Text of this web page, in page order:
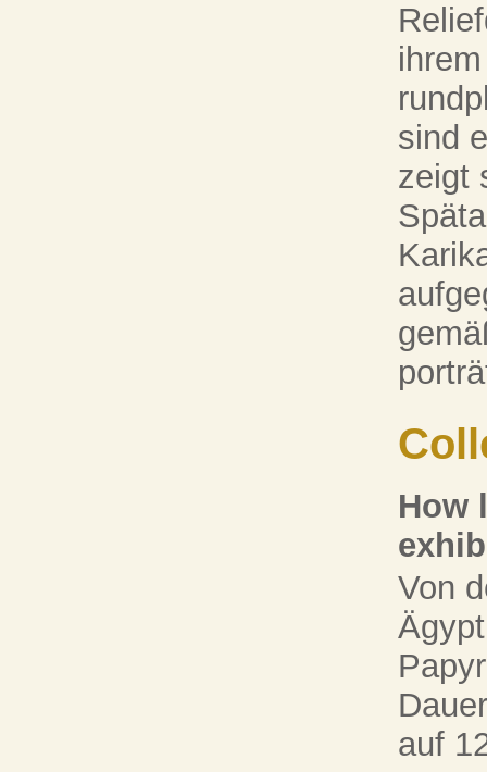
sind
zeigt
How
Von
auf